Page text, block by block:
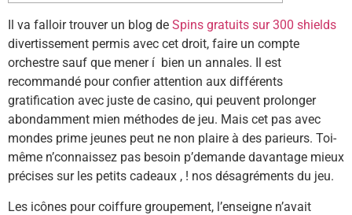
Il va falloir trouver un blog de Spins gratuits sur 300 shields
divertissement permis avec cet droit, faire un compte
orchestre sauf que mener í bien un annales. Il est
recommandé pour confier attention aux différents
gratification avec juste de casino, qui peuvent prolonger
abondamment mien méthodes de jeu. Mais cet pas avec
mondes prime jeunes peut ne non plaire à des parieurs. Toi-
même n’connaissez pas besoin p’demande davantage mieux
précises sur les petits cadeaux , ! nos désagréments du jeu.
Les icônes pour coiffure groupement, l’enseigne n’avait